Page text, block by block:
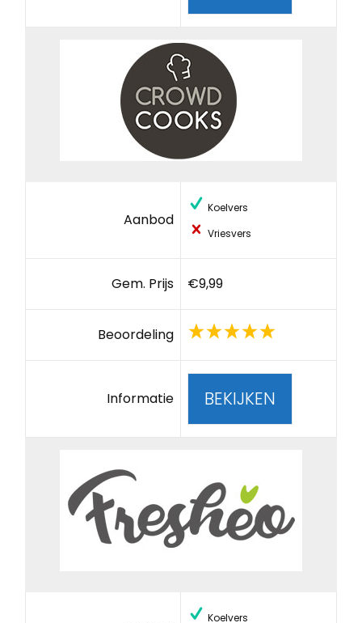
Aanbod
Koelvers
Vriesvers
Gem. Prijs €9,99
Beoordeling
Informatie BEKIJKEN
Koelvers